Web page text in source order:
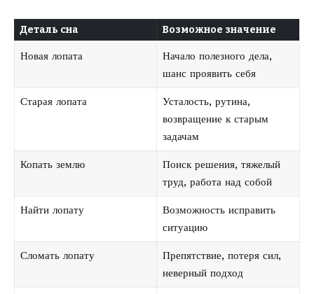
Деталь сна Возможное значение
Новая лопата
Начало полезного дела,
шанс проявить себя
Старая лопата
Усталость, рутина,
возвращение к старым
задачам
Копать землю
Поиск решения, тяжелый
труд, работа над собой
Найти лопату
Возможность исправить
ситуацию
Сломать лопату
Препятствие, потеря сил,
неверный подход